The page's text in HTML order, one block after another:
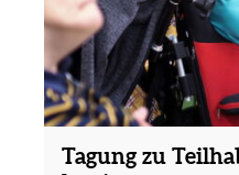
Tagung zu